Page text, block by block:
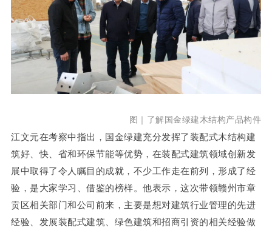
图｜了解国金绿建木结构产品构件
江文元在考察中指出，国金绿建充分发挥了装配式木结构建
筑好、快、省和环保节能等优势，在装配式建筑领域创新发
展中取得了令人瞩目的成就，不少工作走在前列，形成了经
验，是大家学习、借鉴的榜样。他表示，这次带领赣州市章
贡区相关部门和公司前来，主要是想对建筑行业管理的先进
经验、发展装配式建筑、绿色建筑和招商引资的相关经验做